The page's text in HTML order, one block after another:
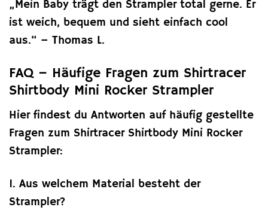
„Mein Baby trägt den Strampler total gerne. Er
ist weich, bequem und sieht einfach cool
aus.“ – Thomas L.
FAQ – Häufige Fragen zum Shirtracer
Shirtbody Mini Rocker Strampler
Hier findest du Antworten auf häufig gestellte
Fragen zum Shirtracer Shirtbody Mini Rocker
Strampler:
1. Aus welchem Material besteht der
Strampler?